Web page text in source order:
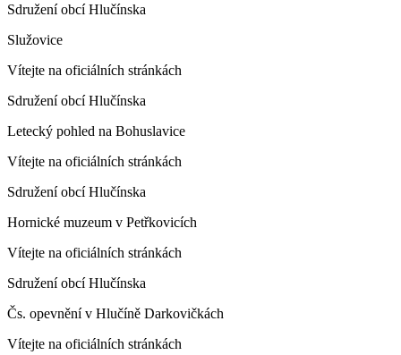
Sdružení obcí Hlučínska
Služovice
Vítejte na oficiálních stránkách
Sdružení obcí Hlučínska
Letecký pohled na Bohuslavice
Vítejte na oficiálních stránkách
Sdružení obcí Hlučínska
Hornické muzeum v Petřkovicích
Vítejte na oficiálních stránkách
Sdružení obcí Hlučínska
Čs. opevnění v Hlučíně Darkovičkách
Vítejte na oficiálních stránkách